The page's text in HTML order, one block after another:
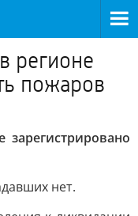
регионе
пожаров
нет.